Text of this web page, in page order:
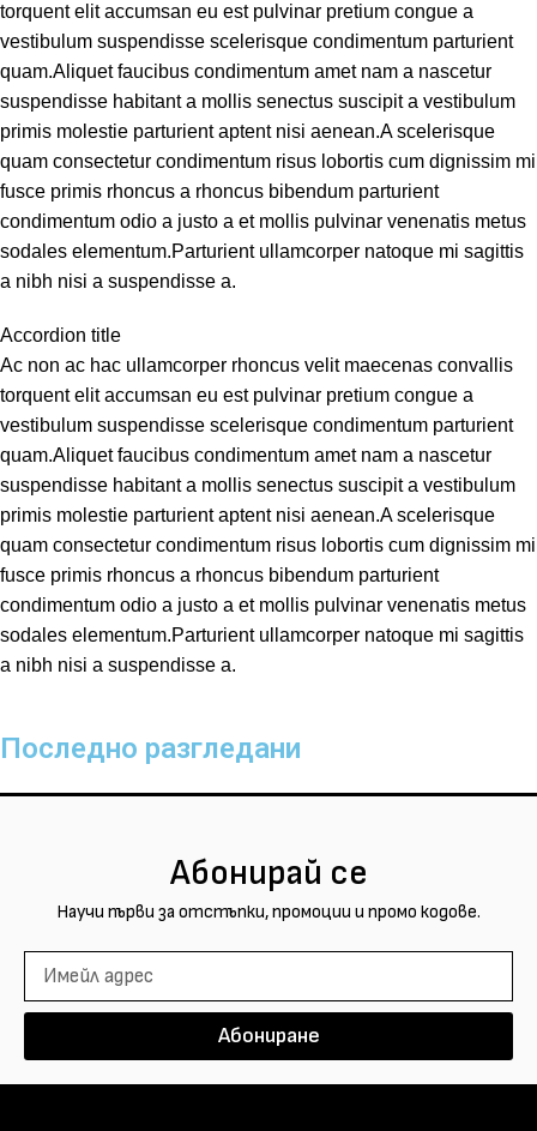
torquent elit accumsan eu est pulvinar pretium congue a
vestibulum suspendisse scelerisque condimentum parturient
quam.Aliquet faucibus condimentum amet nam a nascetur
suspendisse habitant a mollis senectus suscipit a vestibulum
primis molestie parturient aptent nisi aenean.A scelerisque
quam consectetur condimentum risus lobortis cum dignissim mi
fusce primis rhoncus a rhoncus bibendum parturient
condimentum odio a justo a et mollis pulvinar venenatis metus
sodales elementum.Parturient ullamcorper natoque mi sagittis
a nibh nisi a suspendisse a.
Accordion title
Ac non ac hac ullamcorper rhoncus velit maecenas convallis
torquent elit accumsan eu est pulvinar pretium congue a
vestibulum suspendisse scelerisque condimentum parturient
quam.Aliquet faucibus condimentum amet nam a nascetur
suspendisse habitant a mollis senectus suscipit a vestibulum
primis molestie parturient aptent nisi aenean.A scelerisque
quam consectetur condimentum risus lobortis cum dignissim mi
fusce primis rhoncus a rhoncus bibendum parturient
condimentum odio a justo a et mollis pulvinar venenatis metus
sodales elementum.Parturient ullamcorper natoque mi sagittis
a nibh nisi a suspendisse a.
Последно разгледани
Абонирай се
Научи първи за отстъпки, промоции и промо кодове.
Абониране